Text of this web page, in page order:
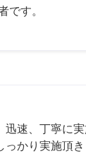
です。
迅速、丁寧に
っかり実施頂